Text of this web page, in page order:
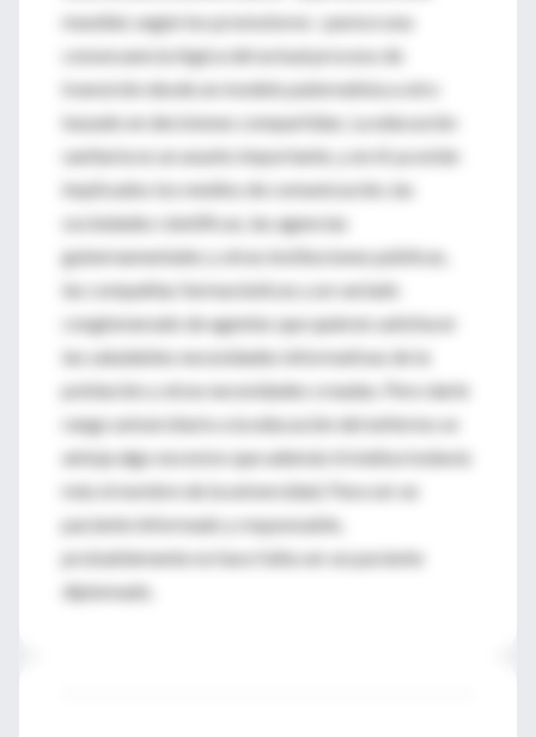
mundial, según los promotores– parece una
consecuencia lógica del actual proceso de
transición desde un modelo paternalista a otro
basado en decisiones compartidas. La educación
sanitaria es un asunto importante, y en él ya están
implicados los medios de comunicación, las
sociedades científicas, las agencias
gubernamentales y otras instituciones públicas,
las compañías farmacéuticas y un variado
conglomerado de agentes que quieren satisfacer
las saludables necesidades informativas de la
población y otras necesidades creadas. Pero darle
rango universitario a la educación del enfermo se
antoja algo excesivo que además trivializa todavía
más el nombre de la universidad. Para ser un
paciente informado y responsable,
probablemente no hace falta ser un paciente
diplomado.